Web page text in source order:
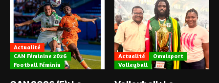
Actualité
CAN Féminine 2026
Football Féminin
Actualité
Omnisport
Volleyball